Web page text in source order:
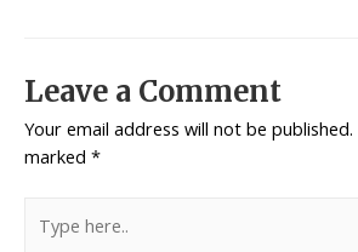
Leave a Comment
Your email address will not be published.
marked *
here..